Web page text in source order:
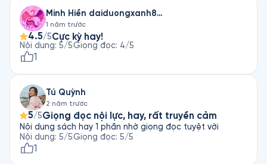
Minh Hiền daiduongxanh816@gmail.com
1 năm trước
4.5/5Cực kỳ hay!
Nội dung: 5/5Giọng đọc: 4/5
1
Tú Quỳnh
2 năm trước
5/5Giọng đọc nội lực, hay, rất truyền cảm
Nội dung sách hay 1 phần nhờ giọng đọc tuyệt vời
Nội dung: 5/5Giọng đọc: 5/5
1